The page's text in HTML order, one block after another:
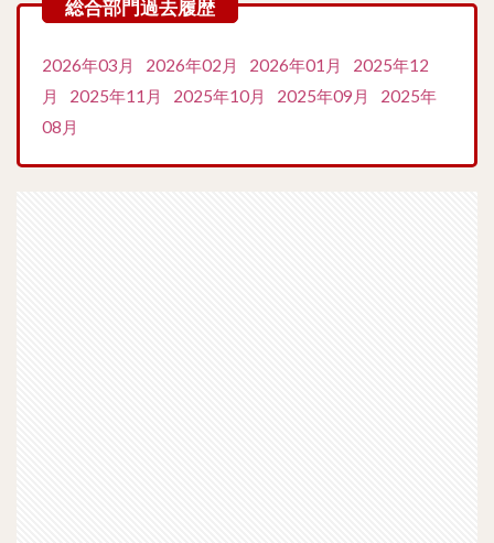
2026年03月 2026年02月 2026年01月
2025年12
月
2025年11月 2025年10月 2025年09月
2025年
08月